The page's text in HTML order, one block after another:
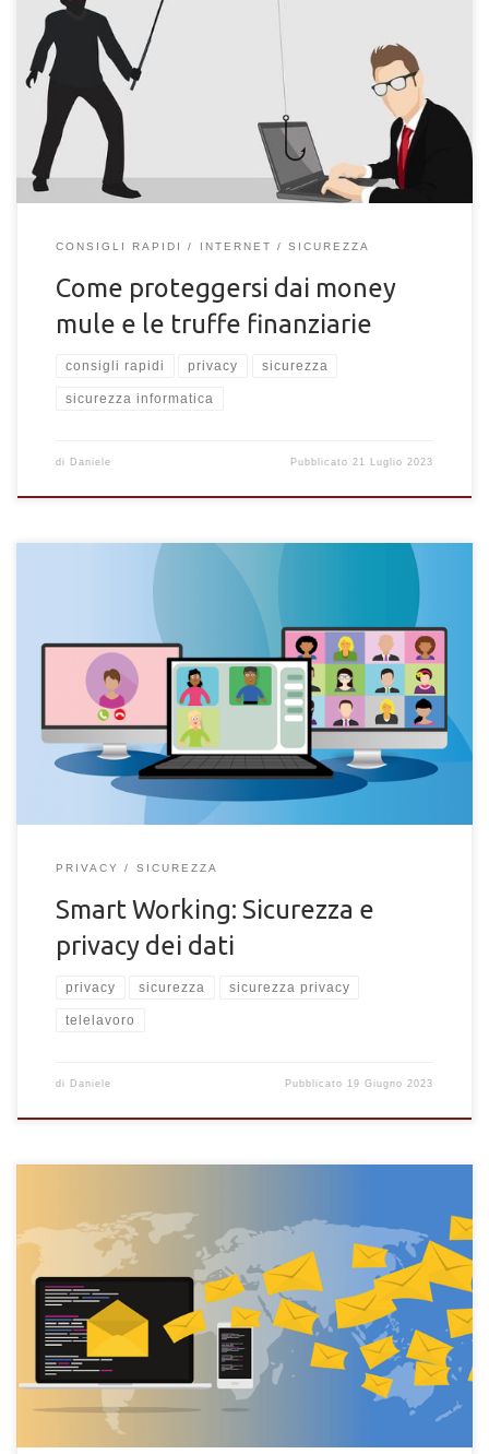
Money mule: Cosa sono queste minacce e analisi degli
strumenti necessari per proteggere le proprie finanze online
da truffe.
CONSIGLI RAPIDI INTERNET SICUREZZA
Come proteggersi dai money
mule e le truffe finanziarie
consigli rapidi privacy sicurezza
sicurezza informatica
di Daniele Pubblicato21 Luglio 2023
Telelavoro e lavoro in remoto. Quali sono i rischi e e quali
procedure di sicurezza adottare per le aziende per il lavoro a
distanza.
PRIVACY SICUREZZA
Smart Working: Sicurezza e
privacy dei dati
privacy sicurezza sicurezza privacy
telelavoro
di Daniele Pubblicato 19 Giugno 2023
Motivi per non usare l'email aziendale per motivi personali.
Cose da sapere e i rischi per l'utilizzo dell'indirizzo di posta
aziendale